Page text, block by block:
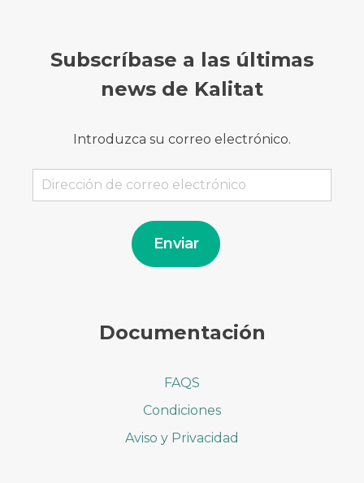
Subscríbase a las últimas
news de Kalitat
Introduzca su correo electrónico.
Dirección
de
Enviar
Documentación
FAQS
Condiciones
Aviso y Privacidad